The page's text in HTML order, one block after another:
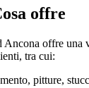
offre
offre una
tra cui:
pitture,